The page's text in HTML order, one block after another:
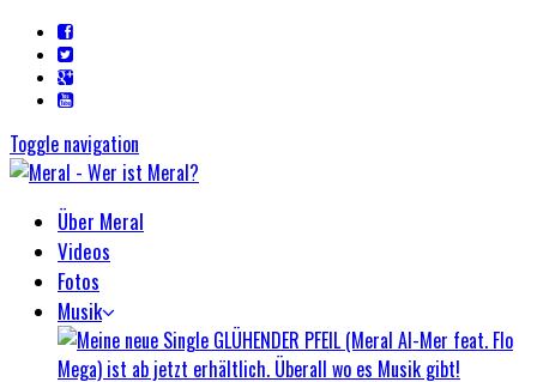
Toggle navigation
Über Meral
Videos
Fotos
Musik